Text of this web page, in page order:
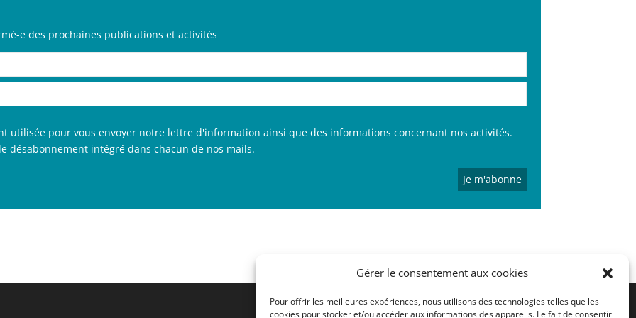
Gérer le consentement aux cookies
Pour offrir les meilleures expériences, nous utilisons des technologies telles que les
cookies pour stocker et/ou accéder aux informations des appareils. Le fait de consentir
e des prochaines publications et activités
utilisée pour vous envoyer notre lettre d'information ainsi que des informations concernant nos activités.
désabonnement intégré dans chacun de nos mails.